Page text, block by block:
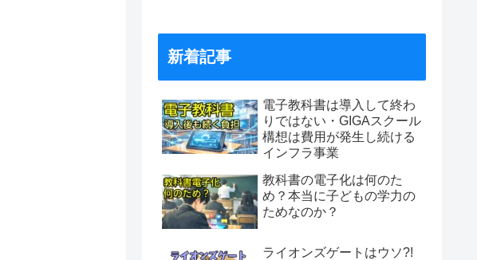
新着記事
電子教科書は導入して終わ
りではない・GIGAスクール
構想は費用が発生し続ける
インフラ事業
教科書の電子化は何のた
め？本当に子どもの学力の
ためなのか？
ライオンズゲートはウソ?!